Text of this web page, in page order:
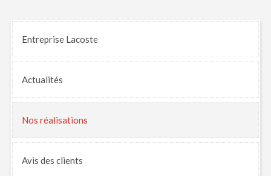
Entreprise Lacoste
Actualités
Nos réalisations
Avis des clients